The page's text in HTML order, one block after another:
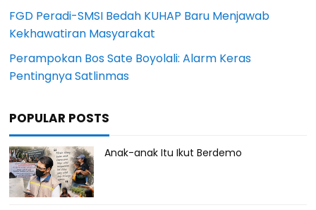
FGD Peradi-SMSI Bedah KUHAP Baru Menjawab
Kekhawatiran Masyarakat
Perampokan Bos Sate Boyolali: Alarm Keras
Pentingnya Satlinmas
POPULAR POSTS
Anak-anak Itu Ikut Berdemo